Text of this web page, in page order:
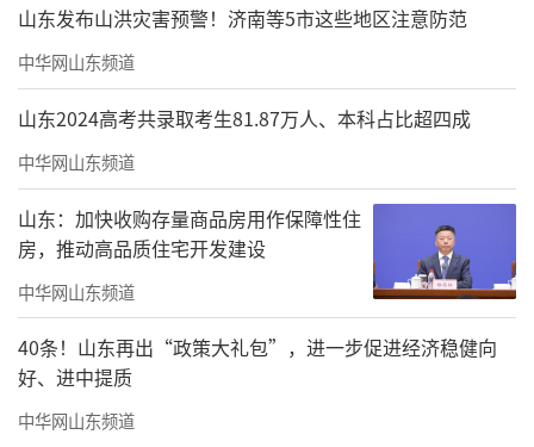
敢、血性刚毅的铁血少年模样，就连文字里描
述的半分精气神都难以寻觅，这也让我更加笃
定，必须以艺术之力，还原那段不该被遗忘的
英雄过往。
我的一位研究生在辽宁东港当地农村小学
担任美术老师，他得知我的创作困境后当即邀
请我：“老师，来我们这里，山里的孩子会奔
跑、会爬山、会在操场上打滚，身上有天然的
野气与韧劲。”我立刻准备了与那个时代相近
的服装，网购了道具枪，赶赴东港乡下小学。
孩子们见到这些新奇物件，瞬间欢呼雀跃，我
山东发布山洪灾害预警！济南等5市这些地区注意防范
中华网山东频道
山东2024高考共录取考生81.87万人、本科占比超四成
中华网山东频道
山东：加快收购存量商品房用作保障性住
房，推动高品质住宅开发建设
中华网山东频道
40条！山东再出“政策大礼包”，进一步促进经济稳健向
好、进中提质
中华网山东频道